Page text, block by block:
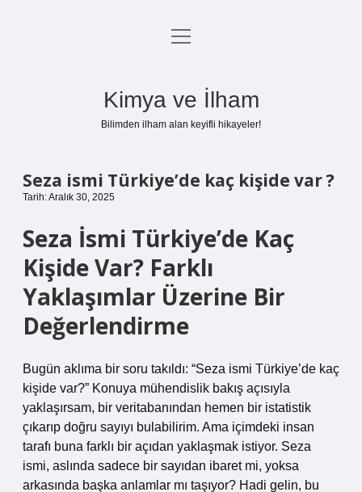
Anasayfa
menüyü
Kimya ve İlham
Bilimden ilham alan keyifli hikayeler!
Seza ismi Türkiye’de kaç kişide var ?
Tarih: Aralık 30, 2025
Seza İsmi Türkiye’de Kaç
Kişide Var? Farklı
Yaklaşımlar Üzerine Bir
Değerlendirme
Bugün aklıma bir soru takıldı: “Seza ismi Türkiye’de kaç
kişide var?” Konuya mühendislik bakış açısıyla
yaklaşırsam, bir veritabanından hemen bir istatistik
çıkarıp doğru sayıyı bulabilirim. Ama içimdeki insan
tarafı buna farklı bir açıdan yaklaşmak istiyor. Seza
ismi, aslında sadece bir sayıdan ibaret mi, yoksa
arkasında başka anlamlar mı taşıyor? Hadi gelin, bu